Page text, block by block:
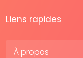
Liens rapides
À propos